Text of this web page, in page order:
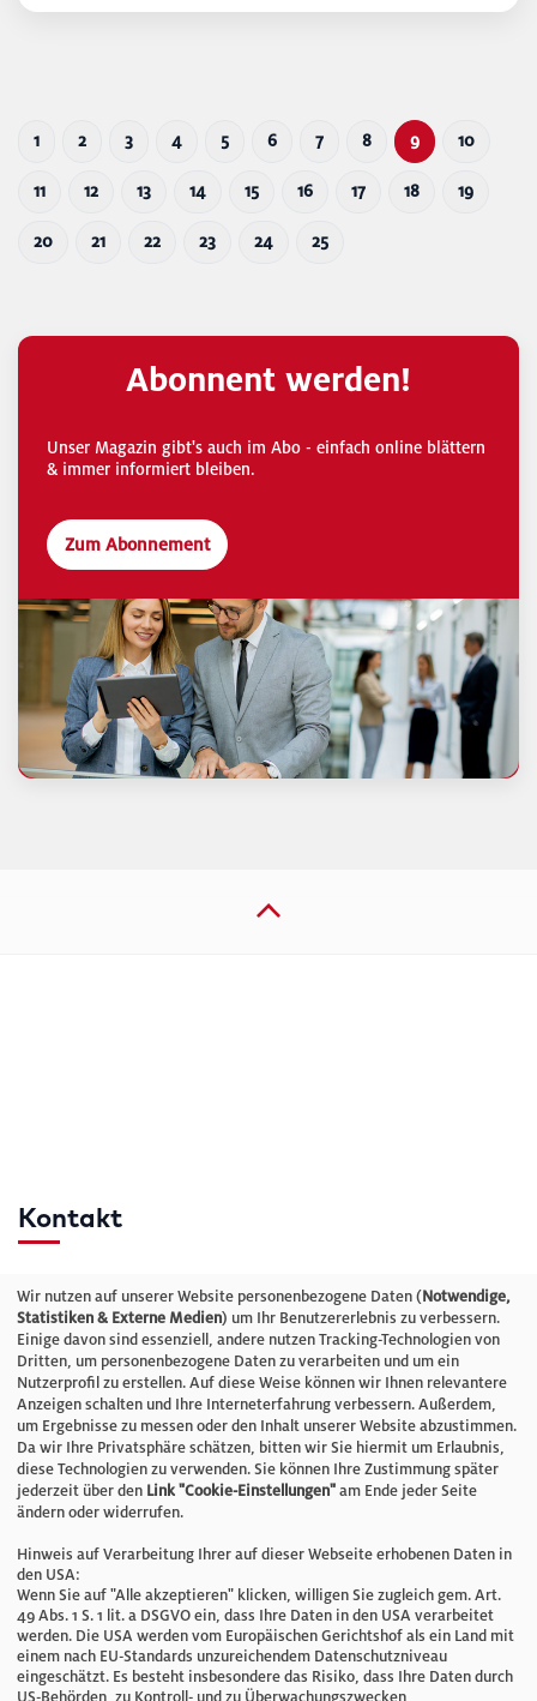
1 2 3 4 5 6 7 8 9 10
11 12 13 14 15 16 17 18 19
20 21 22 23 24 25
Abonnent werden!
Unser Magazin gibt's auch im Abo - einfach online blättern
& immer informiert bleiben.
Zum Abonnement
Kontakt
Telefon: +49 (0)711 2585563-0
E-Mail:info@bauelemente-bau.eu
Unternehmen
Impressum
Cookie-Einstellungen
AGB
Wir nutzen auf unserer Website personenbezogene Daten (Notwendige,
Statistiken & Externe Medien) um Ihr Benutzererlebnis zu verbessern.
Einige davon sind essenziell, andere nutzen Tracking-Technologien von
Dritten, um personenbezogene Daten zu verarbeiten und um ein
Nutzerprofil zu erstellen. Auf diese Weise können wir Ihnen relevantere
Anzeigen schalten und Ihre Interneterfahrung verbessern. Außerdem,
um Ergebnisse zu messen oder den Inhalt unserer Website abzustimmen.
Da wir Ihre Privatsphäre schätzen, bitten wir Sie hiermit um Erlaubnis,
diese Technologien zu verwenden. Sie können Ihre Zustimmung später
jederzeit über den Link "Cookie-Einstellungen" am Ende jeder Seite
ändern oder widerrufen.
Hinweis auf Verarbeitung Ihrer auf dieser Webseite erhobenen Daten in
den USA:
Wenn Sie auf "Alle akzeptieren" klicken, willigen Sie zugleich gem. Art.
49 Abs. 1 S. 1 lit. a DSGVO ein, dass Ihre Daten in den USA verarbeitet
werden. Die USA werden vom Europäischen Gerichtshof als ein Land mit
einem nach EU-Standards unzureichendem Datenschutzniveau
eingeschätzt. Es besteht insbesondere das Risiko, dass Ihre Daten durch
US-Behörden, zu Kontroll- und zu Überwachungszwecken,